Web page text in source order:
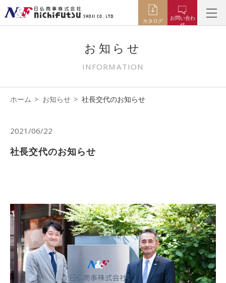
カタログ
お問い合わ
せ
お知らせ
INFORMATION
ホーム お知らせ 社長交代のお知らせ
2021/06/22
社長交代のお知らせ